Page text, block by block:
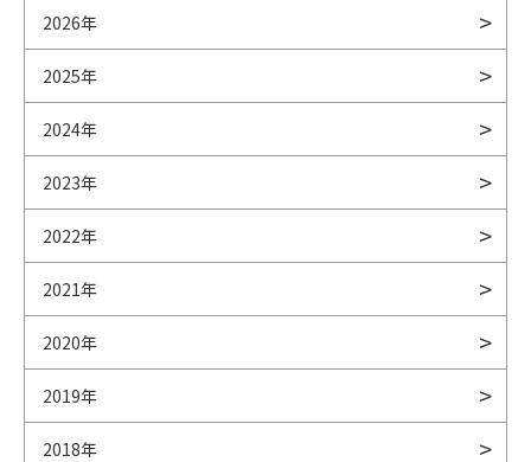
2026年
2025年
2024年
2023年
2022年
2021年
2020年
2019年
2018年